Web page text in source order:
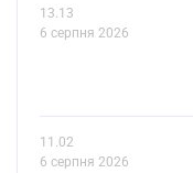
13.13
6 серпня 2026
11.02
6 серпня 2026